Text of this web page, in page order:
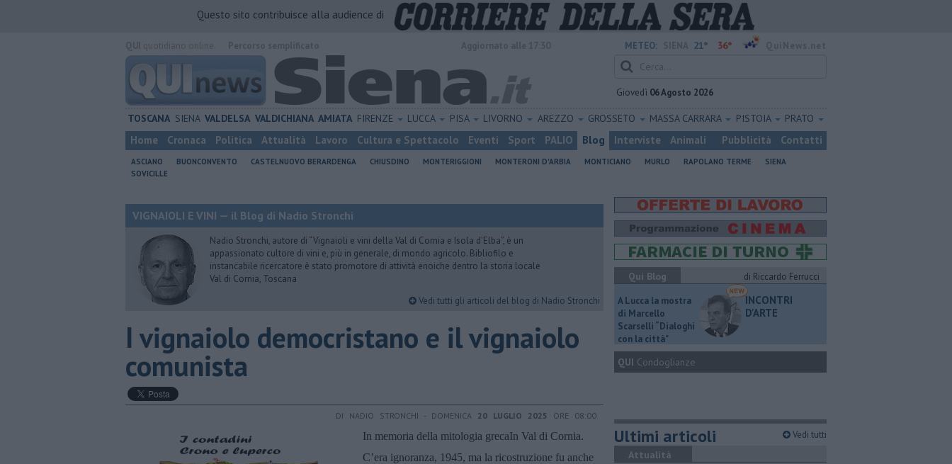
Questo sito contribuisce alla audience di
METEO: 21° 36°
Giovedì 06 Agosto 2026
TOSCANA SIENA VALDELSA VALDICHIANA AMIATA FIRENZE LUCCA PISA LIVORNO AREZZO GROSSETO MASSA CARRARA PISTOIA PRATO
Home Cronaca Politica Attualità Lavoro Cultura e Spettacolo Eventi Sport PALIO Blog Interviste Animali Pubblicità Contatti
ASCIANO BUONCONVENTO CASTELNUOVO BERARDENGA CHIUSDINO MONTERIGGIONI MONTERONI D'ARBIA MONTICIANO MURLO RAPOLANO TERME
SIENA
SOVICILLE
VIGNAIOLI E VINI — il Blog di Nadio Stronchi
Nadio Stronchi, autore di “Vignaioli e vini della Val di Cornia e Isola d’Elba”, è un
appassionato cultore di vini e, più in generale, di mondo agricolo. Bibliofilo e
instancabile ricercatore è stato promotore di attività enoiche dentro la storia locale
Val di Cornia, Toscana
Vedi tutti gli articoli del blog di Nadio Stronchi
​I vignaiolo democristano e il vignaiolo
comunista
DI NADIO STRONCHI - DOMENICA 20 LUGLIO 2025 ORE 08:00
In memoria della mitologia grecaIn Val di Cornia.
C’era ignoranza, 1945, ma la ricostruzione fu anche
Qui Blog
di Riccardo Ferrucci
A Lucca la mostra
di Marcello
Scarselli “Dialoghi
con la città"
INCONTRI
D'ARTE
QUI Condoglianze
Ultimi articoli Vedi tutti
Attualità